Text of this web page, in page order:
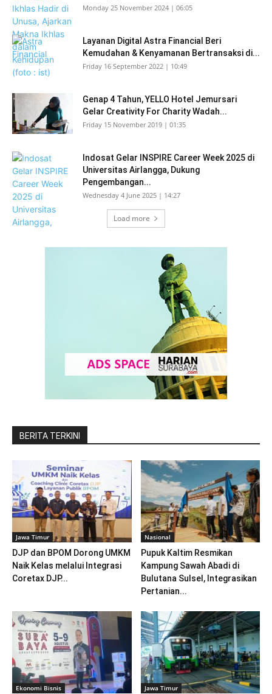
Monday 25 November 2024 | 06:05
Layanan Digital Astra Financial Beri
Kemudahan & Kenyamanan Bertransaksi di...
Friday 16 September 2022 | 10:49
Genap 4 Tahun, YELLO Hotel Jemursari
Gelar Creativity For Charity Wadah...
Friday 15 November 2019 | 01:35
Indosat Gelar INSPIRE Career Week 2025 di
Universitas Airlangga, Dukung
Pengembangan...
Wednesday 4 June 2025 | 14:27
Load more
BERITA TERKINI
Jawa Timur
DJP dan BPOM Dorong UMKM
Naik Kelas melalui Integrasi
Coretax DJP...
Nasional
Pupuk Kaltim Resmikan
Kampung Sawah Abadi di
Bulutana Sulsel, Integrasikan
Pertanian...
Ekonomi Bisnis Jawa Timur